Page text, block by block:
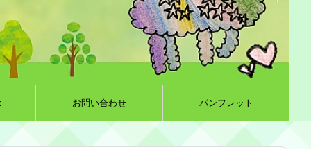
お問い合わせ パンフレット